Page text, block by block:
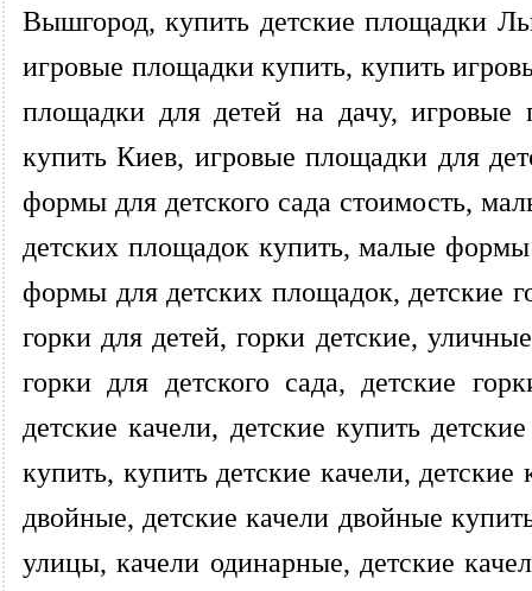
Вышгород, купить детские площадки
игровые площадки купить, купить
площадки для детей на дачу,
купить Киев, игровые площадки для
формы для детского сада стоимость,
детских площадок купить, малые
формы для детских площадок, детские
горки для детей, горки детские,
горки для детского сада, детские
детские качели, детские купить
купить, купить детские качели,
двойные, детские качели двойные
улицы, качели одинарные, детские